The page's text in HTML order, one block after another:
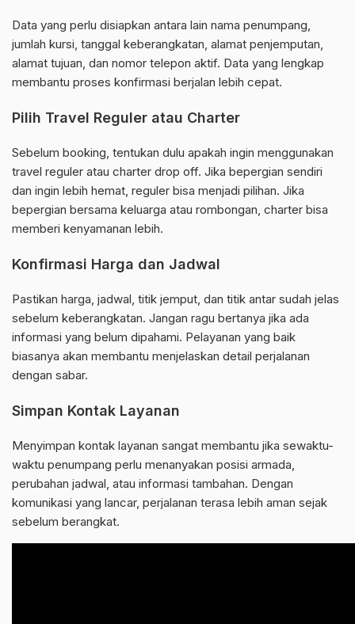
Data yang perlu disiapkan antara lain nama penumpang,
jumlah kursi, tanggal keberangkatan, alamat penjemputan,
alamat tujuan, dan nomor telepon aktif. Data yang lengkap
membantu proses konfirmasi berjalan lebih cepat.
Pilih Travel Reguler atau Charter
Sebelum booking, tentukan dulu apakah ingin menggunakan
travel reguler atau charter drop off. Jika bepergian sendiri
dan ingin lebih hemat, reguler bisa menjadi pilihan. Jika
bepergian bersama keluarga atau rombongan, charter bisa
memberi kenyamanan lebih.
Konfirmasi Harga dan Jadwal
Pastikan harga, jadwal, titik jemput, dan titik antar sudah jelas
sebelum keberangkatan. Jangan ragu bertanya jika ada
informasi yang belum dipahami. Pelayanan yang baik
biasanya akan membantu menjelaskan detail perjalanan
dengan sabar.
Simpan Kontak Layanan
Menyimpan kontak layanan sangat membantu jika sewaktu-
waktu penumpang perlu menanyakan posisi armada,
perubahan jadwal, atau informasi tambahan. Dengan
komunikasi yang lancar, perjalanan terasa lebih aman sejak
sebelum berangkat.